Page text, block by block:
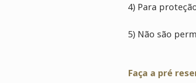
4) Para
5) Não são
Faça a pré